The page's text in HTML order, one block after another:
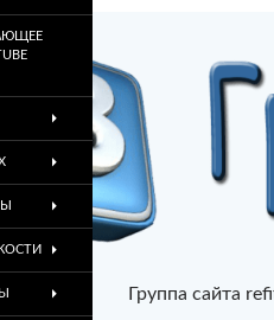
Группа сайта